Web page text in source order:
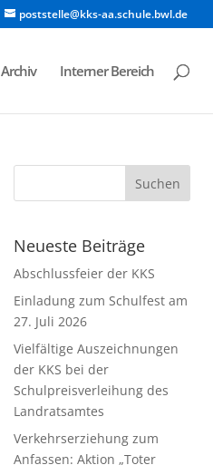
poststelle@kks-aa.schule.bwl.de
Archiv Interner Bereich
Neueste Beiträge
Abschlussfeier der KKS
Einladung zum Schulfest am
27. Juli 2026
Vielfältige Auszeichnungen
der KKS bei der
Schulpreisverleihung des
Landratsamtes
Verkehrserziehung zum
Anfassen: Aktion „Toter